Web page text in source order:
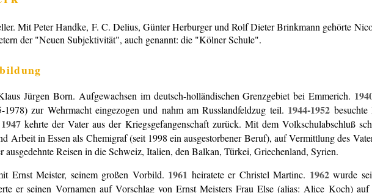
Mit Peter Handke, F. C. Delius, Günter Herburger und Rolf Dieter Brinkmann gehörte
der "Neuen Subjektivität", auch genannt: die "Kölner Schule".
Jürgen Born. Aufgewachsen im deutsch-holländischen Grenzgebiet bei Emmerich.
zur Wehrmacht eingezogen und nahm am Russlandfeldzug teil. 1944-1952
1947kehrte der Vater aus der Kriegsgefangenschaft zurück. Mit dem Volkschulabschluß
Arbeit in Essen als Chemigraf (seit 1998 ein ausgestorbener Beruf), auf Vermittlung des
ausgedehnte Reisen in die Schweiz, Italien, den Balkan, Türkei, Griechenland, Syrien.
Ernst Meister, seinem großen Vorbild. 1961 heiratete er Christel Martinc. 1962wurde
er seinen Vornamen auf Vorschlag von Ernst Meisters Frau Else (alias: Alice Koch)